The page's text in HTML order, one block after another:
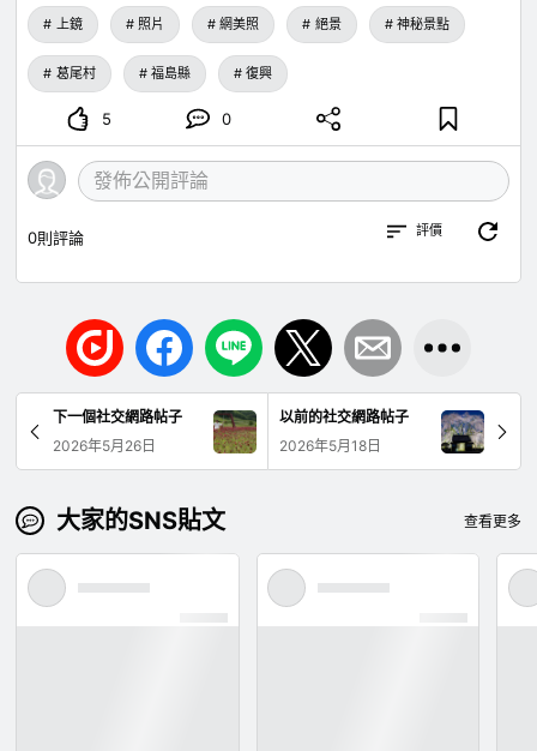
上鏡 照片 網美照 絕景 神秘景點
葛尾村 福島縣 復興
5 0
0則評論 評價
下一個社交網路帖子
2026年5月26日
以前的社交網路帖子
2026年5月18日
大家的SNS貼文 查看更多